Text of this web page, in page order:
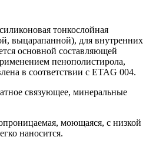
тонкослойная
выцарапанной), для внутренних
основной составляющей
пенополистирола,
в соответствии с ETAG 004.
связующее, минеральные
моющаяся, с низкой
наносится.